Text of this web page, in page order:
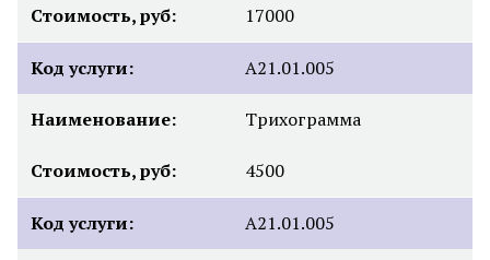
Стоимость, руб: 17000
Код услуги: А21.01.005
Наименование: Трихограмма
Стоимость, руб: 4500
Код услуги: А21.01.005